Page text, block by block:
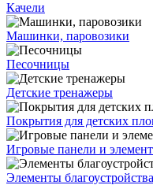
Качели
Машинки, паровозики
Песочницы
Детские тренажеры
Покрытия для детских
Игровые панели и
Элементы